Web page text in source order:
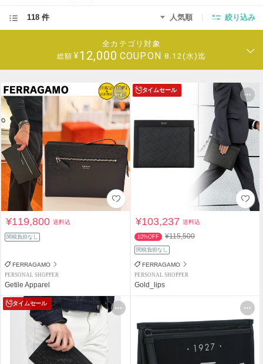
118 件 人気順 絞り込み
全カテゴリ対象
総額 ¥12,000 COUPON 8.12(水)迄
¥119,800送料込
関税負担なし
FERRAGAMO
PERSONAL SHOPPER
Getile Apparel
タイムセール
¥103,237送料込
10%OFF ¥115,500
関税負担なし
FERRAGAMO
PERSONAL SHOPPER
Gold_lips
タイムセール